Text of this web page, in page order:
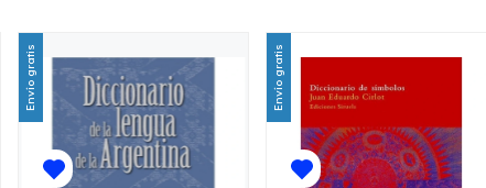
Envío gratis Envío gratis